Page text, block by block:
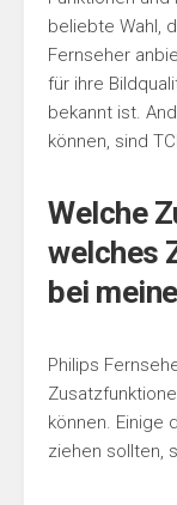
beliebte Wahl,
Fernseher
für ihre
bekannt ist.
können, sind
Welche
welches
bei
Philips
können. Einige
ziehen sollten,